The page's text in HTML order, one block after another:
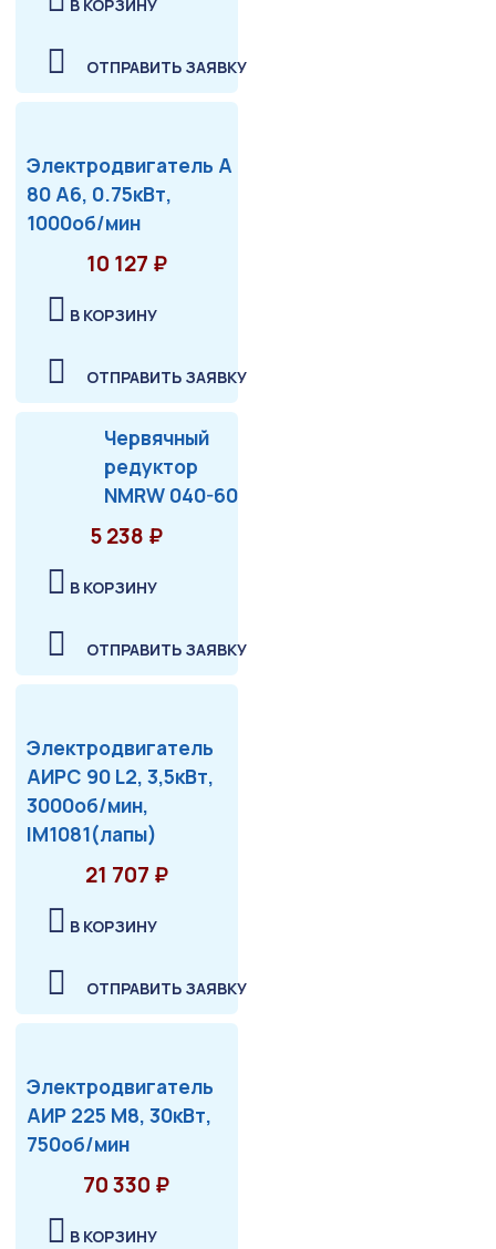
В КОРЗИНУ
ОТПРАВИТЬ ЗАЯВКУ
Электродвигатель А
80 А6, 0.75кВт,
1000об/мин
10 127 ₽
В КОРЗИНУ
ОТПРАВИТЬ ЗАЯВКУ
Червячный
редуктор
NMRW 040-60
5 238 ₽
В КОРЗИНУ
ОТПРАВИТЬ ЗАЯВКУ
Электродвигатель
АИРС 90 L2, 3,5кВт,
3000об/мин,
IM1081(лапы)
21 707 ₽
В КОРЗИНУ
ОТПРАВИТЬ ЗАЯВКУ
Электродвигатель
АИР 225 М8, 30кВт,
750об/мин
70 330 ₽
В КОРЗИНУ